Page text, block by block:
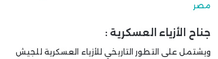
مصر
جناح الأزياء العسكرية :
ويشتمل على التطور التاريخي للأزياء العسكرية للجيش